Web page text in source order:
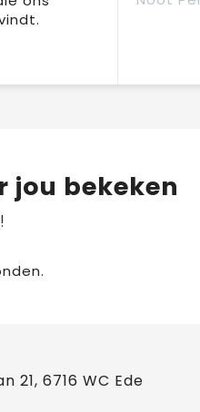
jou bekeken
21, 6716 WC Ede